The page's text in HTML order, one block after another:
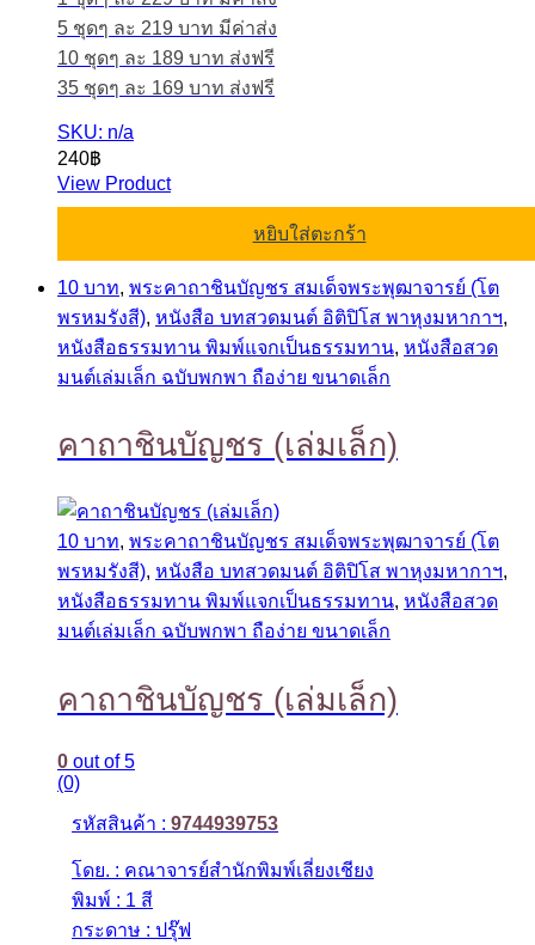
5 ชุดๆ ละ 219 บาท มีค่าส่ง
10 ชุดๆ ละ 189 บาท ส่งฟรี
35 ชุดๆ ละ 169 บาท ส่งฟรี
SKU: n/a
240฿
View Product
หยิบใส่ตะกร้า
10 บาท, พระคาถาชินบัญชร สมเด็จพระพุฒาจารย์ (โต
พรหมรังสี), หนังสือ บทสวดมนต์ อิติปิโส พาหุงมหากาฯ,
หนังสือธรรมทาน พิมพ์แจกเป็นธรรมทาน, หนังสือสวด
มนต์เล่มเล็ก ฉบับพกพา ถือง่าย ขนาดเล็ก
คาถาชินบัญชร (เล่มเล็ก)
10 บาท, พระคาถาชินบัญชร สมเด็จพระพุฒาจารย์ (โต
พรหมรังสี), หนังสือ บทสวดมนต์ อิติปิโส พาหุงมหากาฯ,
หนังสือธรรมทาน พิมพ์แจกเป็นธรรมทาน, หนังสือสวด
มนต์เล่มเล็ก ฉบับพกพา ถือง่าย ขนาดเล็ก
คาถาชินบัญชร (เล่มเล็ก)
0 out of 5
(0)
รหัสสินค้า : 9744939753
โดย. : คณาจารย์สำนักพิมพ์เลี่ยงเชียง
พิมพ์ : 1 สี
กระดาษ : ปรุ๊ฟ